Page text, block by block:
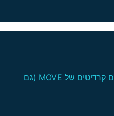
איך לשלם על צלילה חופשית עם קרדיטים של MOVE (גם